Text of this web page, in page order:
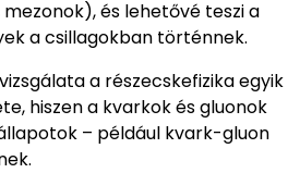
és lehetővé teszi a
a csillagokban történnek.
a részecskefizika egyik
hiszen a kvarkok és gluonok
– például kvark-gluon